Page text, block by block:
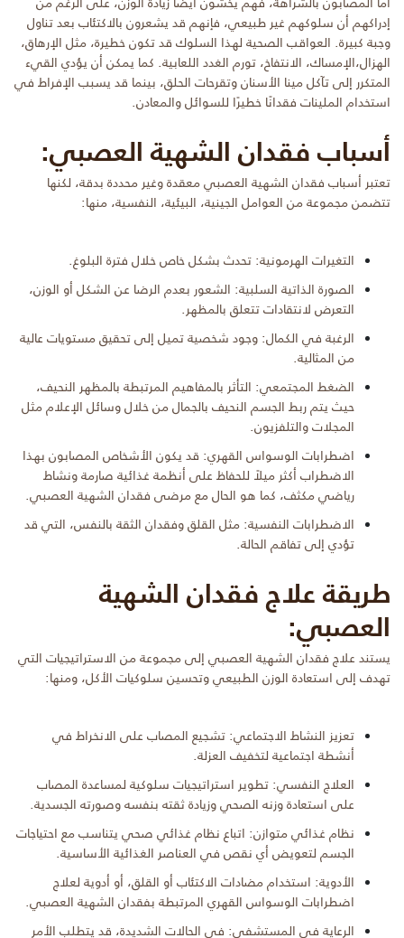
إدراكهم أن سلوكهم غير طبيعي، فإنهم قد يشعرون بالاكتئاب بعد تناول
وجبة كبيرة. العواقب الصحية لهذا السلوك قد تكون خطيرة، مثل الإرهاق،
الهزال،الإمساك، الانتفاخ، تورم الغدد اللعابية. كما يمكن أن يؤدي القيء
المتكرر إلى تآكل مينا الأسنان وتقرحات الحلق، بينما قد يسبب الإفراط في
استخدام الملينات فقدانًا خطيرًا للسوائل والمعادن.
أسباب فقدان الشهية العصبي:
تعتبر أسباب فقدان الشهية العصبي معقدة وغير محددة بدقة، لكنها
تتضمن مجموعة من العوامل الجينية، البيئية، النفسية، منها:
التغيرات الهرمونية: تحدث بشكل خاص خلال فترة البلوغ.
الصورة الذاتية السلبية: الشعور بعدم الرضا عن الشكل أو الوزن،
التعرض لانتقادات تتعلق بالمظهر.
الرغبة في الكمال: وجود شخصية تميل إلى تحقيق مستويات عالية
من المثالية.
الضغط المجتمعي: التأثر بالمفاهيم المرتبطة بالمظهر النحيف،
حيث يتم ربط الجسم النحيف بالجمال من خلال وسائل الإعلام مثل
المجلات والتلفزيون.
اضطرابات الوسواس القهري: قد يكون الأشخاص المصابون بهذا
الاضطراب أكثر ميلاً للحفاظ على أنظمة غذائية صارمة ونشاط
رياضي مكثف، كما هو الحال مع مرضى فقدان الشهية العصبي.
الاضطرابات النفسية: مثل القلق وفقدان الثقة بالنفس، التي قد
تؤدي إلى تفاقم الحالة.
طريقة علاج فقدان الشهية
العصبي:
يستند علاج فقدان الشهية العصبي إلى مجموعة من الاستراتيجيات التي
تهدف إلى استعادة الوزن الطبيعي وتحسين سلوكيات الأكل، ومنها:
تعزيز النشاط الاجتماعي: تشجيع المصاب على الانخراط في
أنشطة اجتماعية لتخفيف العزلة.
العلاج النفسي: تطوير استراتيجيات سلوكية لمساعدة المصاب
على استعادة وزنه الصحي وزيادة ثقته بنفسه وصورته الجسدية.
نظام غذائي متوازن: اتباع نظام غذائي صحي يتناسب مع احتياجات
الجسم لتعويض أي نقص في العناصر الغذائية الأساسية.
الأدوية: استخدام مضادات الاكتئاب أو القلق، أو أدوية لعلاج
اضطرابات الوسواس القهري المرتبطة بفقدان الشهية العصبي.
الرعاية في المستشفى: في الحالات الشديدة، قد يتطلب الأمر